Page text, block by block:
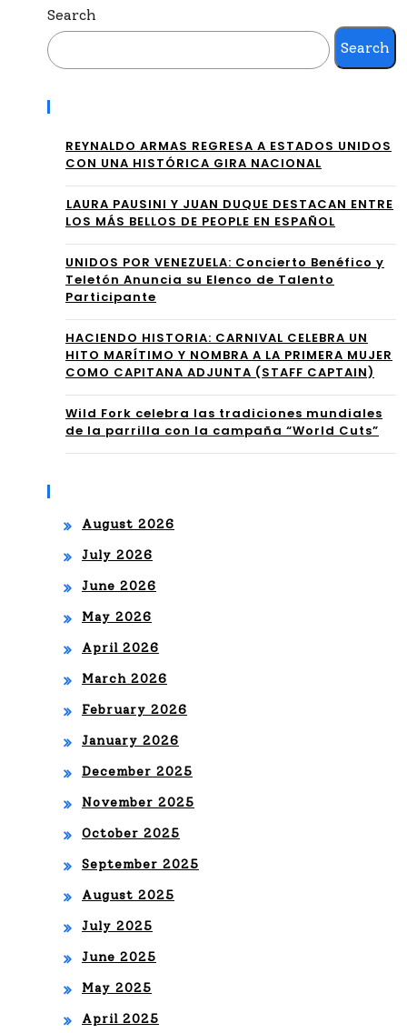
LA
SS
O
PA
RA
UN
A
VE
RSI
ÓN
GIN
N
OT
RA
VID
A”
de
las
list
as
de
pop
ula
rid
ad
Search
Search
REYNALDO ARMAS REGRESA A ESTADOS UNIDOS
CON UNA HISTÓRICA GIRA NACIONAL
⁠LAURA PAUSINI Y JUAN DUQUE DESTACAN ENTRE
LOS MÁS BELLOS DE PEOPLE EN ESPAÑOL
UNIDOS POR VENEZUELA: Concierto Benéfico y
Teletón Anuncia su Elenco de Talento
Participante
HACIENDO HISTORIA: CARNIVAL CELEBRA UN
HITO MARÍTIMO Y NOMBRA A LA PRIMERA MUJER
COMO CAPITANA ADJUNTA (STAFF CAPTAIN)
Wild Fork celebra las tradiciones mundiales
de la parrilla con la campaña “World Cuts”
August 2026
July 2026
June 2026
May 2026
April 2026
March 2026
February 2026
January 2026
December 2025
November 2025
October 2025
September 2025
August 2025
July 2025
June 2025
May 2025
April 2025